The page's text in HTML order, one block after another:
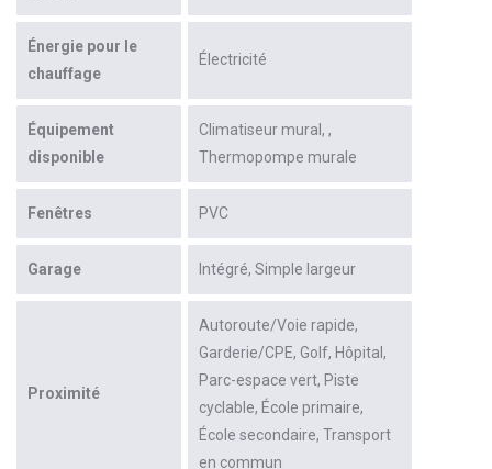
Énergie pour le
chauffage
Électricité
Équipement
disponible
Climatiseur mural
Thermopompe murale
Fenêtres PVC
Garage Intégré Simple largeur
Proximité
Autoroute/Voie rapide
Garderie/CPE Golf Hôpital
Parc-espace vert Piste
cyclable École primaire
École secondaire Transport
en commun